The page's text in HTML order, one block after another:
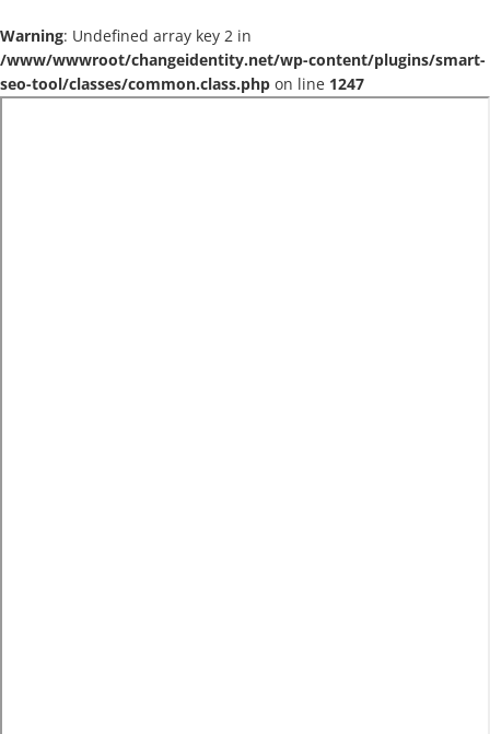
Warning: Undefined array key 2 in
/www/wwwroot/changeidentity.net/wp-content/plugins/smart-
seo-tool/classes/common.class.php on line 1247